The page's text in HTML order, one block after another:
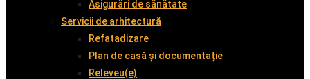
Asigurări de sănătate
Servicii de arhitectură
Refatadizare
Plan de casă și documentație
Releveu(e)